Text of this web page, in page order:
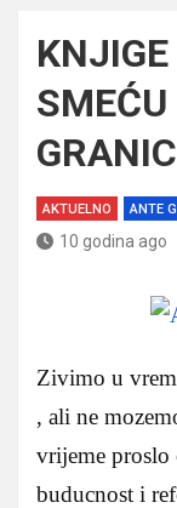
GRANIC
AKTUELNO ANTE
10 godina ago
Zivimo u
, ali ne
vrijeme proslo
buducnost i